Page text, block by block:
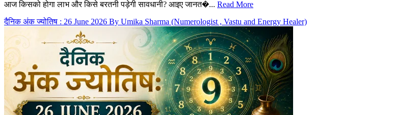
आज किसको होगा लाभ और किसे बरतनी पड़ेगी सावधानी? आइए जानत�... Read More
दैनिक अंक ज्योतिष : 26 June 2026 By Umika Sharma (Numerologist , Vastu and Energy Healer)